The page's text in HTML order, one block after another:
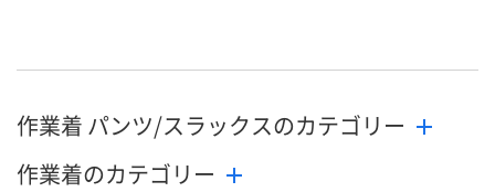
お届け日 8月24日（月）まで 8月24日（月）
メーカー都合により
販売停止中です
数量 数量
作業着 パンツ/スラックスのカテゴリー
作業着のカテゴリー